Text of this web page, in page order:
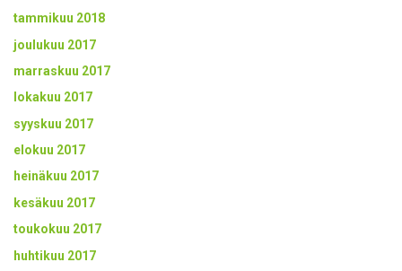
tammikuu 2018
joulukuu 2017
marraskuu 2017
lokakuu 2017
syyskuu 2017
elokuu 2017
heinäkuu 2017
kesäkuu 2017
toukokuu 2017
huhtikuu 2017